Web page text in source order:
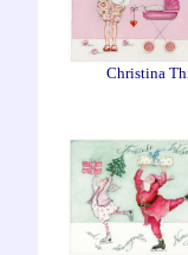
Christina